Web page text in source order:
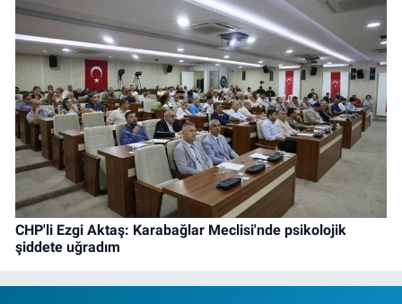
CHP'li Ezgi Aktaş: Karabağlar Meclisi'nde psikolojik
şiddete uğradım